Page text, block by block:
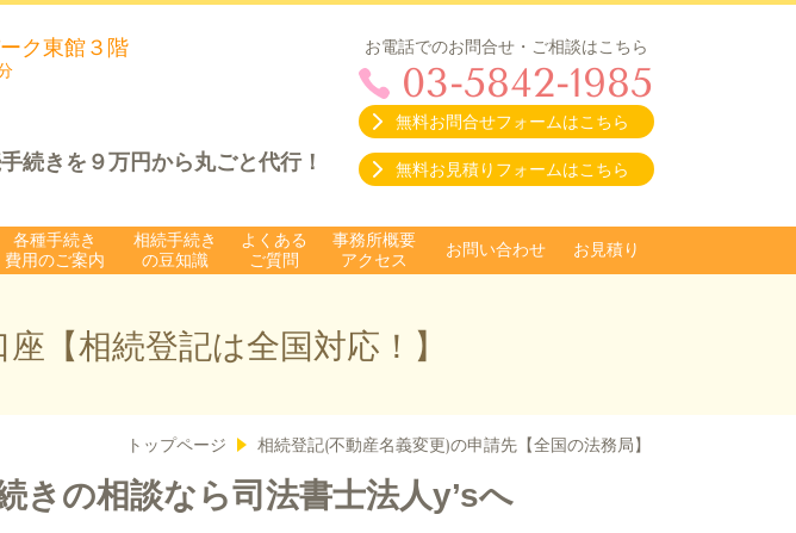
ク東館３階
続きを９万円から丸ごと代行！
お電話でのお問合せ・ご相談はこちら
03-5842-1985
無料お問合せフォームはこちら
無料お見積りフォームはこちら
各種手続き
費用のご案内
相続手続き
の豆知識
よくある
ご質問
事務所概要
アクセス
お問い合わせ お見積り
【相続登記は全国対応！】
トップページ 相続登記(不動産名義変更)の申請先【全国の法務局】
きの相談なら司法書士法人y’sへ